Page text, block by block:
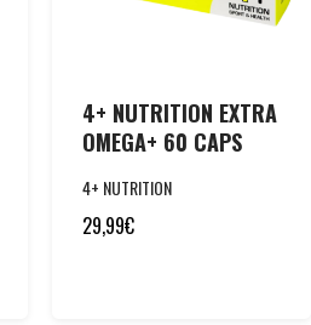
4+ NUTRITION EXTRA
OMEGA+ 60 CAPS
4+ NUTRITION
29,99€